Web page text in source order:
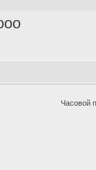
Часовой